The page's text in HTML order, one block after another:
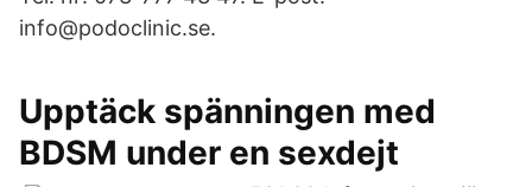
info@podoclinic.se.
Upptäck spänningen med
BDSM under en sexdejt